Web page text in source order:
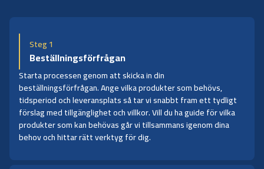
Steg 1
Beställningsförfrågan
Starta processen genom att skicka in din
beställningsförfrågan. Ange vilka produkter som behövs,
tidsperiod och leveransplats så tar vi snabbt fram ett tydligt
förslag med tillgänglighet och villkor. Vill du ha guide för vilka
produkter som kan behövas går vi tillsammans igenom dina
behov och hittar rätt verktyg för dig.